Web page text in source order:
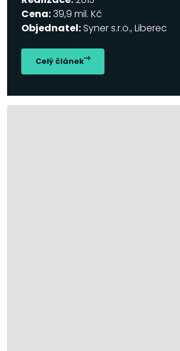
Cena:39,9 mil. Kč
Objednatel:Syner s.r.o., Liberec
Celý článek